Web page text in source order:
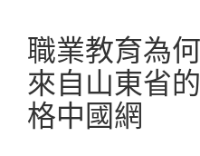
職業教育為
來自山東省
格中國網